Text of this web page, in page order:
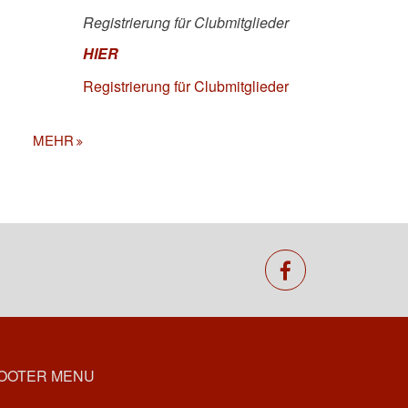
Registrierung für Clubmitglieder
HIER
Registrierung für Clubmitglieder
MEHR
facebook
MENU